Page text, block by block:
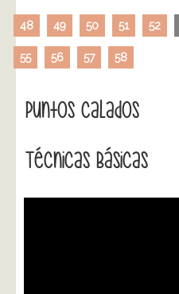
48 49 50 51 52
55 56 57 58
Puntos Calados
Técnicas Básicas